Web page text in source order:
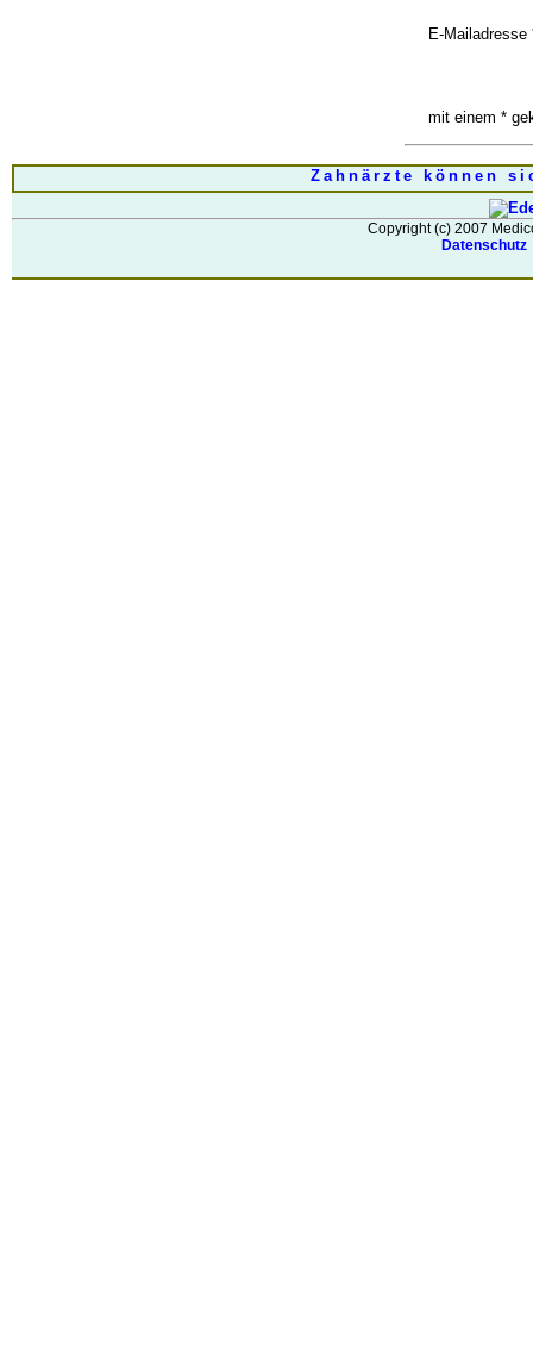
E-Mailadresse
mit einem *
Zahnärzte können
Copyright (c) 2007
Datenschutz